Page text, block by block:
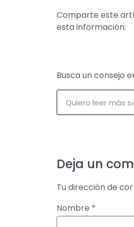
Comparte este
esta información:
Busca un consejo
Deja un
Tu dirección de
Nombre *